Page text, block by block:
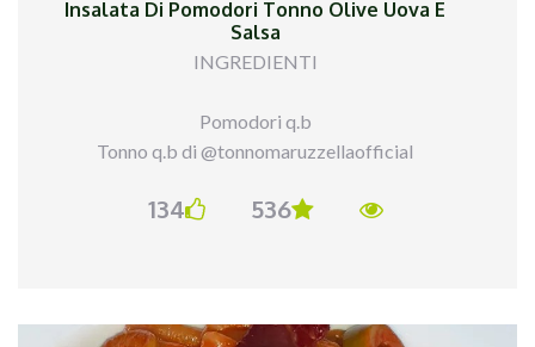
Insalata Di Pomodori Tonno Olive Uova E
Salsa
INGREDIENTI
Pomodori q.b
Tonno q.b di @tonnomaruzzellaofficial
Uova sode q.b
134 536